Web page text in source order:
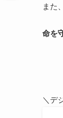
また、
命を
＼デ